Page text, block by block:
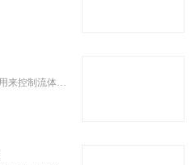
电磁阀是用电磁控制的工业设备，是用来控制流体的自动化基础元件，属于执行器，并不限于液压、气动。用在工业控制系统中调整介质的方向、流量、速度和其他的参数。电磁阀可以配合不同的电路来实现预期的控制，而控制的精度和灵活性都能够保证，是很多地方都用的上，那么名气大的电磁阀十大品牌有哪些呢？综合品牌实力、产品销量、用户口碑、网友投票，都是比较有名气的。